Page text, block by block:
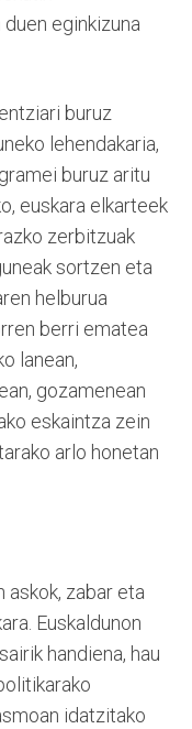
eginkizuna
buruz
lehendakaria,
buruz aritu
euskara elkarteek
zerbitzuak
sortzen eta
helburua
berri ematea
lanean,
gozamenean
eskaintza zein
arlo honetan
askok, zabar eta
Euskaldunon
handiena, hau
idatzitako